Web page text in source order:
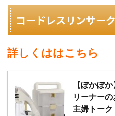
コードレスリンサー
詳しくははこちら
【ぽかぽ
リーナー
主婦トーク